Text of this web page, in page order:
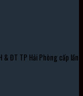
& ĐT TP Hải Phòng cấp lần